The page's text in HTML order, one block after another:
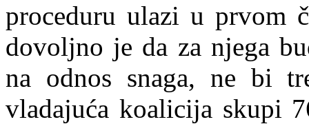
proceduru ulazi u prvom
dovoljno je da za njega
na odnos snaga, ne bi
vladajuća koalicija skupi